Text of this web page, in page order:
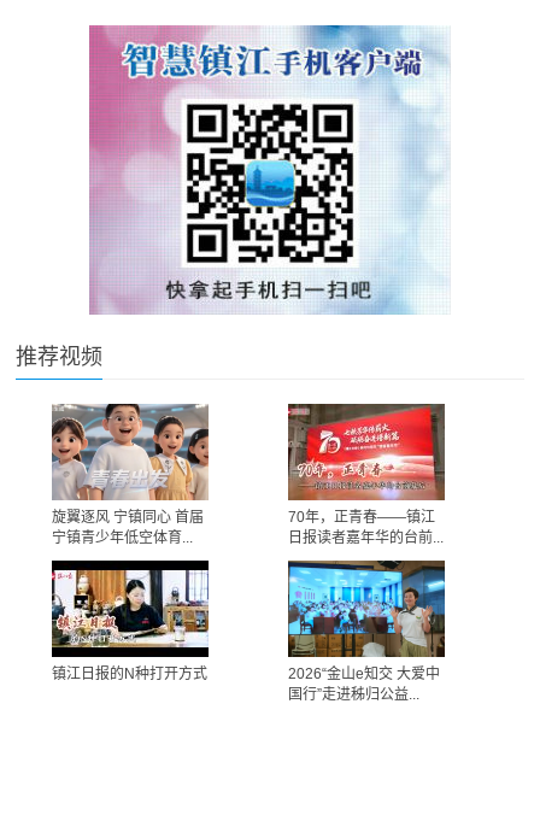
推荐视频
旋翼逐风 宁镇同心 首届
宁镇青少年低空体育...
70年，正青春——镇江
日报读者嘉年华的台前...
镇江日报的N种打开方式
2026“金山e知交 大爱中
国行”走进秭归公益...